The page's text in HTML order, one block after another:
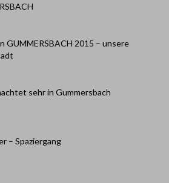
GUMMERSBACH 2015 – unsere
sehr in Gummersbach
– Spaziergang